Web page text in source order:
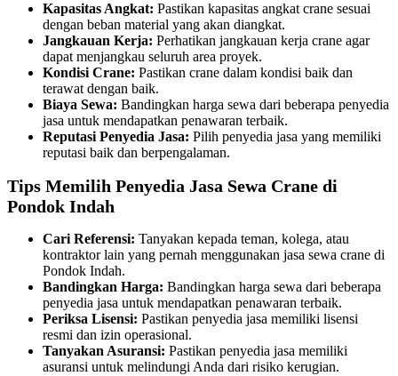
Kapasitas Angkat: Pastikan kapasitas angkat crane sesuai
dengan beban material yang akan diangkat.
Jangkauan Kerja: Perhatikan jangkauan kerja crane agar
dapat menjangkau seluruh area proyek.
Kondisi Crane: Pastikan crane dalam kondisi baik dan
terawat dengan baik.
Biaya Sewa: Bandingkan harga sewa dari beberapa penyedia
jasa untuk mendapatkan penawaran terbaik.
Reputasi Penyedia Jasa: Pilih penyedia jasa yang memiliki
reputasi baik dan berpengalaman.
Tips Memilih Penyedia Jasa Sewa Crane di
Pondok Indah
Cari Referensi: Tanyakan kepada teman, kolega, atau
kontraktor lain yang pernah menggunakan jasa sewa crane di
Pondok Indah.
Bandingkan Harga: Bandingkan harga sewa dari beberapa
penyedia jasa untuk mendapatkan penawaran terbaik.
Periksa Lisensi: Pastikan penyedia jasa memiliki lisensi
resmi dan izin operasional.
Tanyakan Asuransi: Pastikan penyedia jasa memiliki
asuransi untuk melindungi Anda dari risiko kerugian.